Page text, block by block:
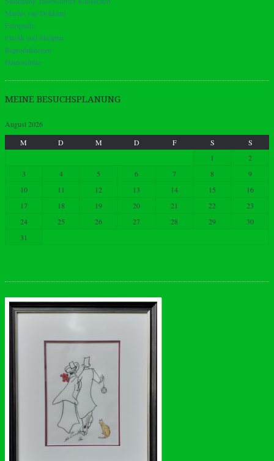
Marius van Dokkum
Fotografie
Plastik und Skulptur
Reproduktionen
Datenschutz
MEINE BESUCHSPLANUNG
August 2026
M
D M D F S
S
1
2
3
4 5 6 7 8
9
10
11 12 13 14 15
16
17
18 19 20 21 22
23
24
25 26 27 28 29
30
31